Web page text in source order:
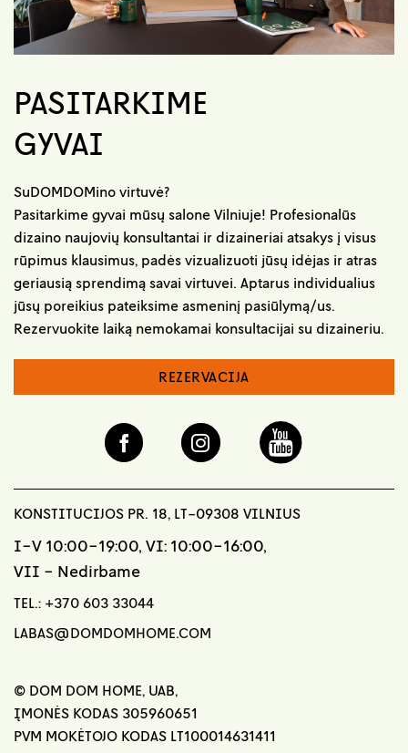
PASITARKIME
GYVAI
SuDOMDOMino virtuvė?
Pasitarkime gyvai mūsų salone Vilniuje! Profesionalūs
dizaino naujovių konsultantai ir dizaineriai atsakys į visus
rūpimus klausimus, padės vizualizuoti jūsų idėjas ir atras
geriausią sprendimą savai virtuvei. Aptarus individualius
jūsų poreikius pateiksime asmeninį pasiūlymą/us.
Rezervuokite laiką nemokamai konsultacijai su dizaineriu.
REZERVACIJA
KONSTITUCIJOS PR. 18, LT-09308 VILNIUS
I-V 10:00-19:00, VI: 10:00-16:00,
VII - Nedirbame
TEL.: +370 603 33044
LABAS@DOMDOMHOME.COM
© DOM DOM HOME, UAB,
ĮMONĖS KODAS 305960651
PVM MOKĖTOJO KODAS LT100014631411